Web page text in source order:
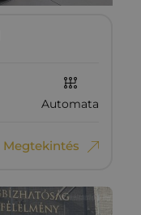
Automata
Megtekintés